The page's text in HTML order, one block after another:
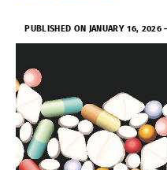
PUBLISHED ON JANUARY 16, 2026